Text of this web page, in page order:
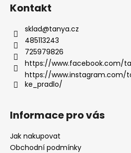
Kontakt
sklad@tanya.cz
485113243
725979826
https://www.facebook.com/
https://www.instagram.com/
ke_pradlo/
Informace pro vás
Jak nakupovat
Obchodní podmínky